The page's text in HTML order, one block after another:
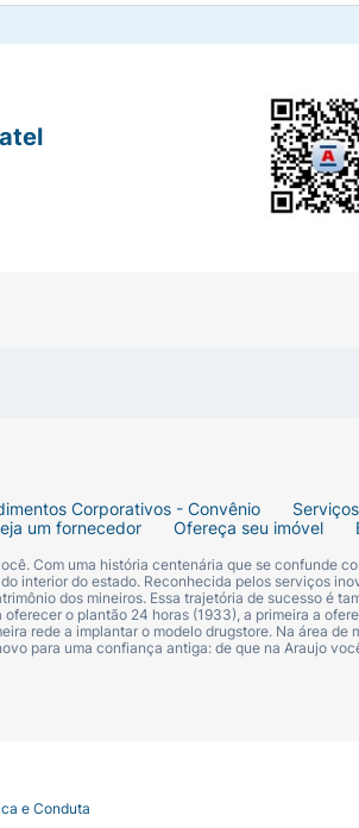
sobre a pele ou combinado com
inspirada em banoffee que
Corporativos - Convênio
um fornecedor Ofereça seu imóvel
Com uma história centenária que se confunde
interior do estado. Reconhecida pelos serviços
dos mineiros. Essa trajetória de sucesso é
o plantão 24 horas (1933), a primeira a
rede a implantar o modelo drugstore. Na área de
para uma confiança antiga: de que na Araujo
e Conduta